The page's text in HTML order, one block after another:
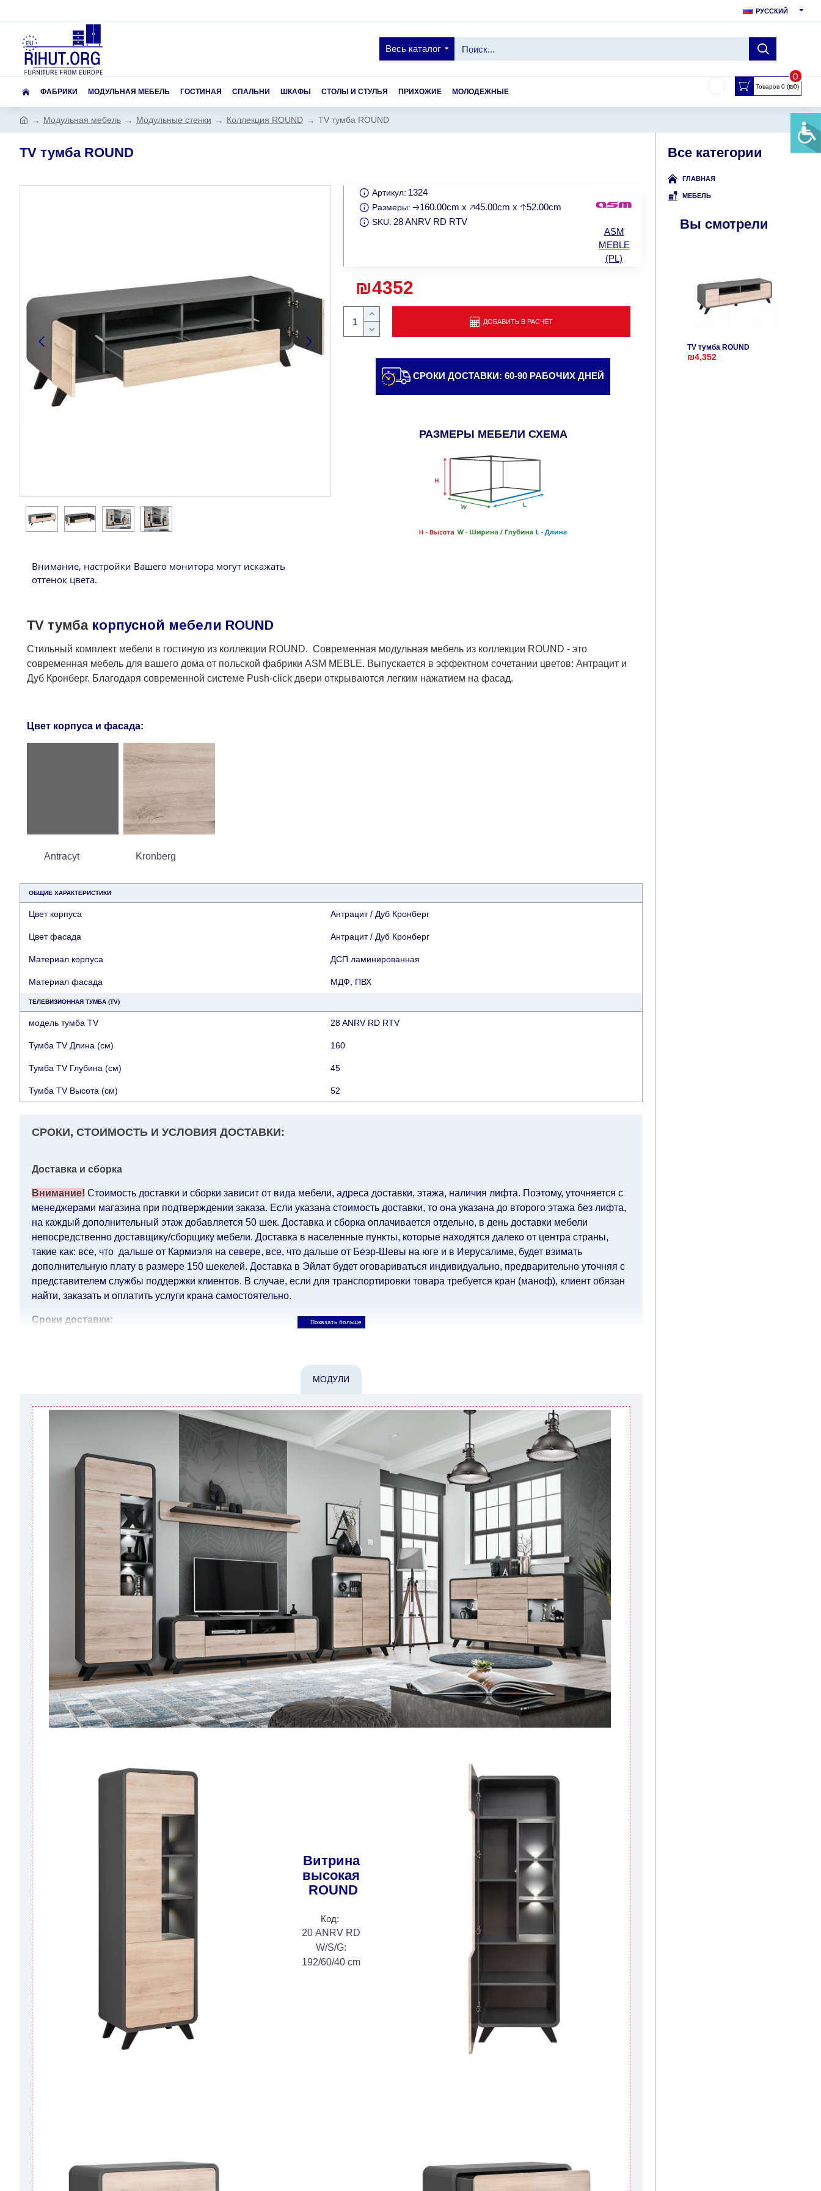
РУССКИЙ
Весь каталог
ФАБРИКИ МОДУЛЬНАЯ МЕБЕЛЬ ГОСТИНАЯ СПАЛЬНИ ШКАФЫ СТОЛЫ И СТУЛЬЯ ПРИХОЖИЕ МОЛОДЕЖНЫЕ
Товаров 0 (₪0)
0
Модульная мебель Модульные стенки Коллекция ROUND TV тумба ROUND
TV тумба ROUND
Внимание, настройки Вашего монитора могут искажать
оттенок цвета.
₪4352
Артикул: 1324
Размеры: 🡢160.00cm x 🡥45.00cm x 🡡52.00cm
SKU: 28 ANRV RD RTV
ASM
MEBLE
(PL)
ДОБАВИТЬ В РАСЧЁТ
СРОКИ ДОСТАВКИ: 60-90 РАБОЧИХ ДНЕЙ
РАЗМЕРЫ МЕБЕЛИ СХЕМА
TV тумба корпусной мебели ROUND
Стильный комплект мебели в гостиную из коллекции ROUND. Современная модульная мебель из коллекции ROUND - это
современная мебель для вашего дома от польской фабрики ASM MEBLE. Выпускается в эффектном сочетании цветов: Антрацит и
Дуб Кронберг. Благодаря современной системе Push-click двери открываются легким нажатием на фасад.
Цвет корпуса и фасада:
Antracyt Kronberg
ОБЩИЕ ХАРАКТЕРИСТИКИ
Цвет корпуса Антрацит / Дуб Кронберг
Цвет фасада Антрацит / Дуб Кронберг
Материал корпуса ДСП ламинированная
Материал фасада МДФ, ПВХ
ТЕЛЕВИЗИОННАЯ ТУМБА (TV)
модель тумба TV 28 ANRV RD RTV
Тумба TV Длина (см) 160
Тумба TV Глубина (см) 45
Тумба TV Высота (см) 52
СРОКИ, СТОИМОСТЬ И УСЛОВИЯ ДОСТАВКИ:
Доставка и сборка
Внимание! Стоимость доставки и сборки зависит от вида мебели, адреса доставки, этажа, наличия лифта. Поэтому, уточняется с
менеджерами магазина при подтверждении заказа. Если указана стоимость доставки, то она указана до второго этажа без лифта,
на каждый дополнительный этаж добавляется 50 шек. Доставка и сборка оплачивается отдельно, в день доставки мебели
непосредственно доставщику/сборщику мебели. Доставка в населенные пункты, которые находятся далеко от центра страны,
такие как: все, что дальше от Кармиэля на севере, все, что дальше от Беэр-Шевы на юге и в Иерусалиме, будет взимать
дополнительную плату в размере 150 шекелей. Доставка в Эйлат будет оговариваться индивидуально, предварительно уточняя с
представителем службы поддержки клиентов. В случае, если для транспортировки товара требуется кран (маноф), клиент обязан
найти, заказать и оплатить услуги крана самостоятельно.
Сроки доставки:
Возможны задержки, связанные с морской доставкой при заказе мебели из-за границы, на которые не может повлиять
поставщики прилагают все усилия, чтобы максимально ускорить
доставку, но, не имея возможности это гарантировать, поэтому
интернет-магазин не несет ответственности за какие-либо задержки.
Мебель из категории "
" является модулярной, что оставляет право за Поставщиком сделать доставку по мере
поступления модулей с фабрики, в течение дополнительных 60 рабочих дней после первой доставки товара на дом клиенту.
МОДУЛИ
Витрина
высокая
ROUND
Код:
20 ANRV RD
W/S/G:
192/60/40 cm
Все категории
ГЛАВНАЯ
МЕБЕЛЬ
Вы смотрели
TV тумба ROUND
₪4,352